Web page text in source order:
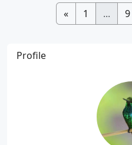
« 1 ... 9
Profile